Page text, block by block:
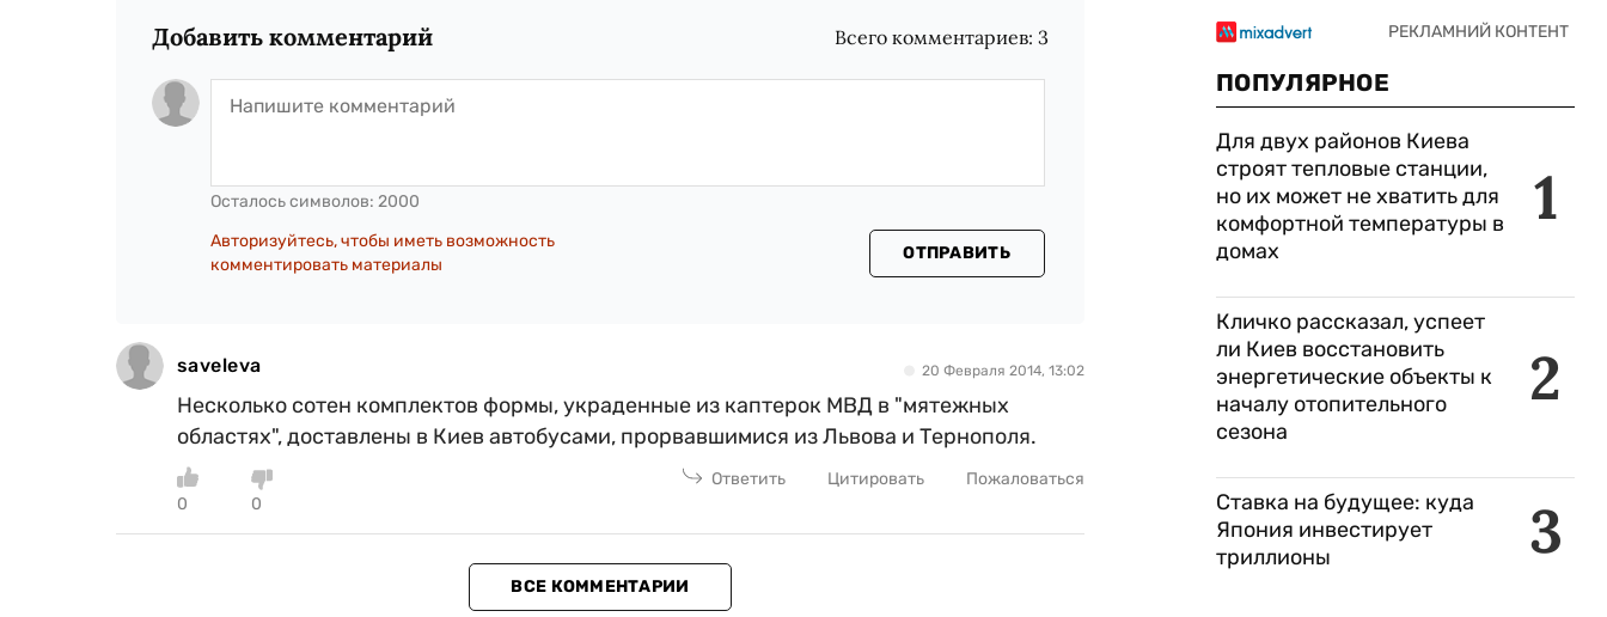
Добавить комментарий Всего комментариев:3
Осталось символов: 2000
Авторизуйтесь, чтобы иметь возможность
комментировать материалы
ОТПРАВИТЬ
saveleva 20 Февраля 2014, 13:02
Несколько сотен комплектов формы, украденные из каптерок МВД в "мятежных
областях", доставлены в Киев автобусами, прорвавшимися из Львова и Тернополя.
0 0
Ответить Цитировать Пожаловаться
ВСЕ КОММЕНТАРИИ
ПОПУЛЯРНОЕ
1
Для двух районов Киева
строят тепловые станции,
но их может не хватить для
комфортной температуры в
домах
2
Кличко рассказал, успеет
ли Киев восстановить
энергетические объекты к
началу отопительного
сезона
3
Ставка на будущее: куда
Япония инвестирует
триллионы